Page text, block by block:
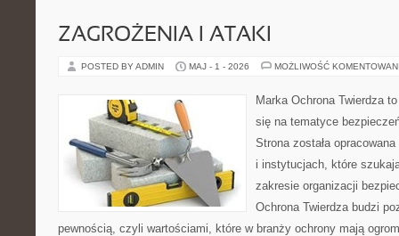
ZAGROŻENIA I ATAKI
POSTED BY ADMIN MAJ - 1 - 2026 MOŻLIWOŚĆ
Marka Ochrona Twierdza
się na tematyce
Strona została
i instytucjach, które
zakresie organizacji
Ochrona Twierdza budzi
pewnością, czyli wartościami, które w branży ochrony mają